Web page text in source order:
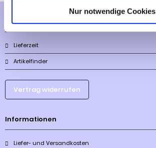
Nur notwendige Cookies
Mehr über...
Lieferzeit
Artikelfinder
Vertrag widerrufen
Informationen
Liefer- und Versandkosten